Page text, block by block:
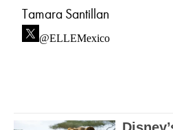
Tamara Santillan
@ELLEMexico